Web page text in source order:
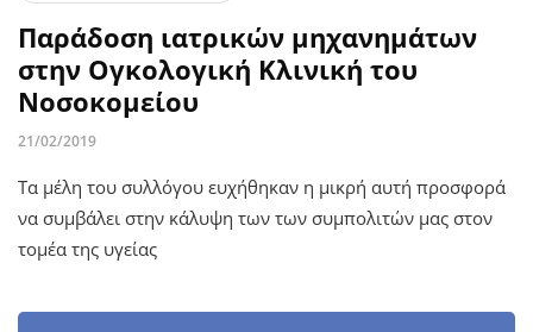
Παράδοση ιατρικών μηχανημάτων
στην Ογκολογική Κλινική του
Νοσοκομείου
21/02/2019
Τα μέλη του συλλόγου ευχήθηκαν η μικρή αυτή προσφορά
να συμβάλει στην κάλυψη των των συμπολιτών μας στον
τομέα της υγείας